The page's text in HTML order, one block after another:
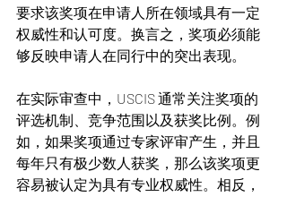
要求该奖项在申请人所在领域具有一定
权威性和认可度。换言之，奖项必须能
够反映申请人在同行中的突出表现。
在实际审查中，USCIS 通常关注奖项的
评选机制、竞争范围以及获奖比例。例
如，如果奖项通过专家评审产生，并且
每年只有极少数人获奖，那么该奖项更
容易被认定为具有专业权威性。相反，